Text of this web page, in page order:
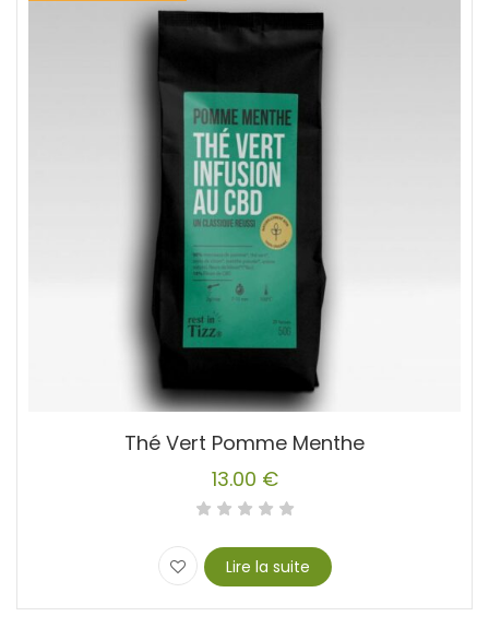
Thé Vert Pomme Menthe
13.00 €
Lire la suite